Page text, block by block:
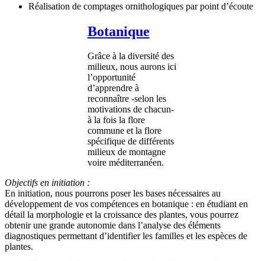
Réalisation de comptages ornithologiques par point d’écoute
Botanique
Grâce à la diversité des
milieux, nous aurons ici
l’opportunité
d’apprendre à
reconnaître -selon les
motivations de chacun-
à la fois la flore
commune et la flore
spécifique de différents
milieux de montagne
voire méditerranéen.
Objectifs en initiation :
En initiation, nous pourrons poser les bases nécessaires au
développement de vos compétences en botanique : en étudiant en
détail la morphologie et la croissance des plantes, vous pourrez
obtenir une grande autonomie dans l’analyse des éléments
diagnostiques permettant d’identifier les familles et les espèces de
plantes.